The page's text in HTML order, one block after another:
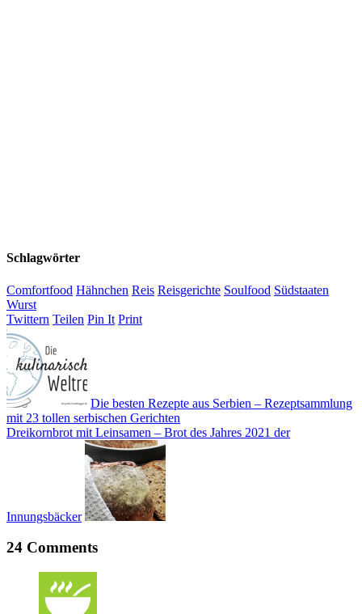
Schlagwörter
Comfortfood Hähnchen Reis Reisgerichte Soulfood Südstaaten
Wurst
Twittern Teilen Pin It Print
Die besten Rezepte aus Serbien – Rezeptsammlung
mit 23 tollen serbischen Gerichten
Dreikornbrot mit Leinsamen – Brot des Jahres 2021 der
Innungsbäcker
24 Comments